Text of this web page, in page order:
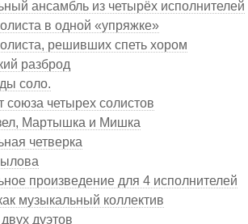
ансамбль из четырёх исполнителей
в одной «упряжке»
решивших спеть хором
разброд
соло.
союза четырех солистов
Мартышка и Мишка
четверка
произведение для 4 исполнителей
музыкальный коллектив
дуэтов